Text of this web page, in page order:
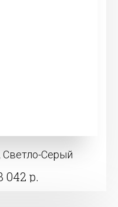
Светло-Серый
042 р.